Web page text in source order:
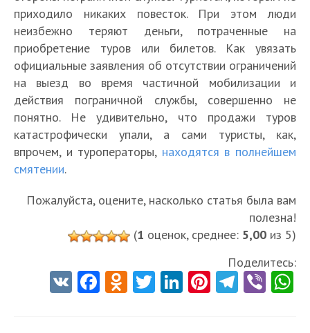
приходило никаких повесток. При этом люди
неизбежно теряют деньги, потраченные на
приобретение туров или билетов. Как увязать
официальные заявления об отсутствии ограничений
на выезд во время частичной мобилизации и
действия пограничной службы, совершенно не
понятно. Не удивительно, что продажи туров
катастрофически упали, а сами туристы, как,
впрочем, и туроператоры, находятся в полнейшем
смятении.
Пожалуйста, оцените, насколько статья была вам
полезна!
(1 оценок, среднее: 5,00 из 5)
Поделитесь:
V Fa O T Li Pi Te Vi